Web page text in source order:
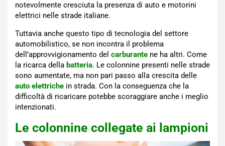
notevolmente cresciuta la presenza di auto e motorini
elettrici nelle strade italiane.
Tuttavia anche questo tipo di tecnologia del settore
automobilistico, se non incontra il problema
dell’approvvigionamento del carburante ne ha altri. Come
la ricarca della batteria. Le colonnine presenti nelle strade
sono aumentate, ma non pari passo alla crescita delle
auto elettriche in strada. Con la conseguenza che la
difficoltà di ricaricare potebbe scoraggiare anche i meglio
intenzionati.
Le colonnine collegate ai lampioni